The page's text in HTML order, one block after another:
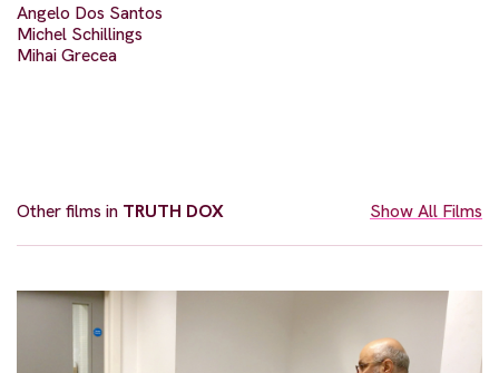
Angelo Dos Santos
Michel Schillings
Mihai Grecea
Other films in TRUTH DOX Show All Films